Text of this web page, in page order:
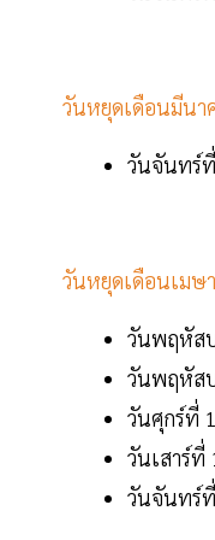
วันหยุดเดือนมีนา
วันจันทร์
วันหยุดเดือนเมษ
วันพฤหัส
วันพฤหัส
วันศุกร์ที่
วันเสาร์ที่
วันจันทร์